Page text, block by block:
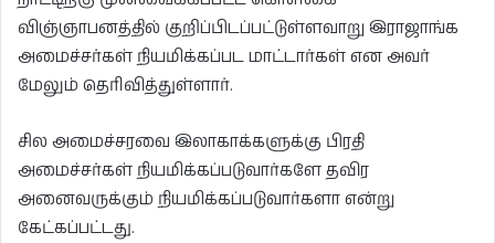
விஞ்ஞாபனத்தில் குறிப்பிடப்பட்டுள்ளவாறு இராஜாங்க
அமைச்சர்கள் நியமிக்கப்பட மாட்டார்கள் என அவர்
மேலும் தெரிவித்துள்ளார்.
சில அமைச்சரவை இலாகாக்களுக்கு பிரதி
அமைச்சர்கள் நியமிக்கப்படுவார்களே தவிர
அனைவருக்கும் நியமிக்கப்படுவார்களா என்று
கேட்கப்பட்டது.